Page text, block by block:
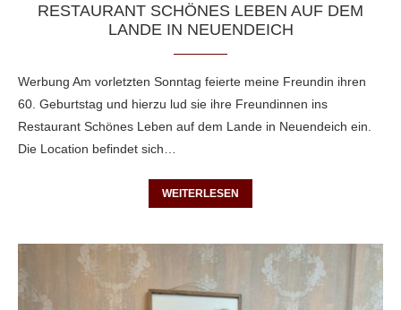
RESTAURANT SCHÖNES LEBEN AUF DEM
LANDE IN NEUENDEICH
Werbung Am vorletzten Sonntag feierte meine Freundin ihren
60. Geburtstag und hierzu lud sie ihre Freundinnen ins
Restaurant Schönes Leben auf dem Lande in Neuendeich ein.
Die Location befindet sich…
WEITERLESEN